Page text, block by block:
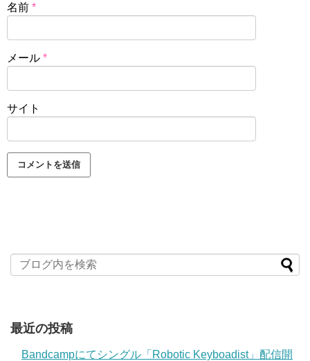
名前 *
メール *
サイト
最近の投稿
Bandcampにてシングル「Robotic Keyboadist」配信開